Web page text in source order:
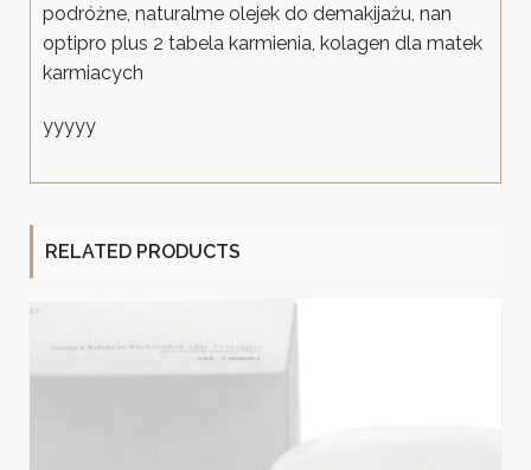
podróżne, naturalme olejek do demakijażu, nan
optipro plus 2 tabela karmienia, kolagen dla matek
karmiacych
yyyyy
RELATED PRODUCTS